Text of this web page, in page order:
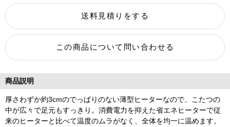
商品説明
厚さわずか約3cmのでっぱりのない薄型ヒーターなので、こたつの
中が広々で足元もすっきり。消費電力を抑えた省エネヒーターで従
来のヒーターと比べて温度のムラがなく、全体を均一に温めます。